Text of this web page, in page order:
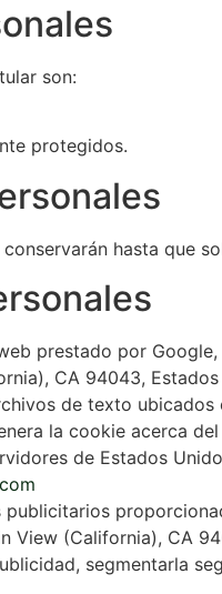
son:
protegidos.
hasta que
prestado por
CA 94043,
de texto
la cookie acerca
de Estados
View (California), CA
segmentarla